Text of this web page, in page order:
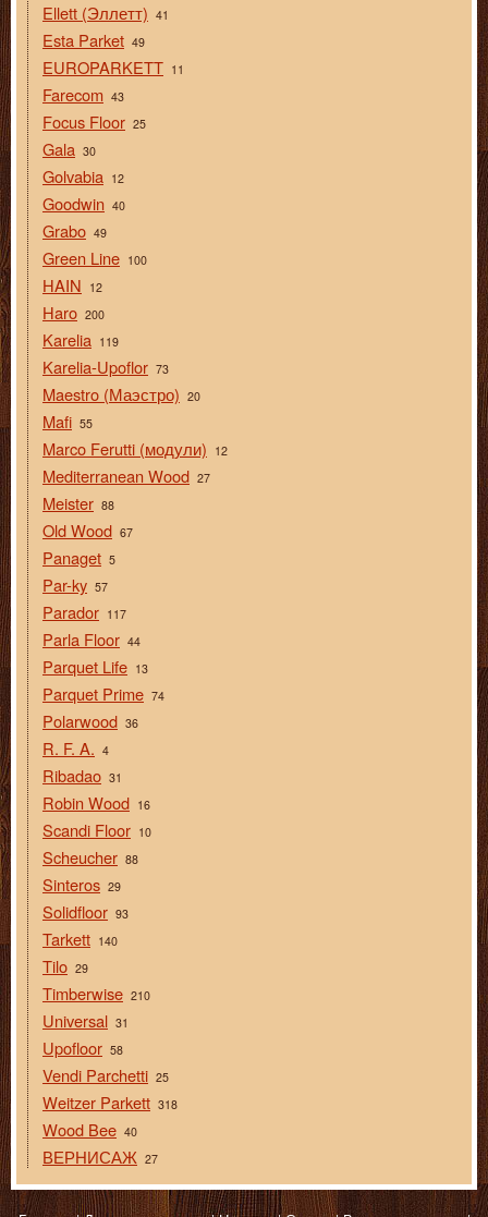
Ellett (Эллетт) 41
Esta Parket 49
EUROPARKETT 11
Farecom 43
Focus Floor 25
Gala 30
Golvabia 12
Goodwin 40
Grabo 49
Green Line 100
HAIN 12
Haro 200
Karelia 119
Karelia-Upoflor 73
Maestro (Маэстро) 20
Mafi 55
Marco Ferutti (модули) 12
Mediterranean Wood 27
Meister 88
Old Wood 67
Panaget 5
Par-ky 57
Parador 117
Parla Floor 44
Parquet Life 13
Parquet Prime 74
Polarwood 36
R. F. A. 4
Ribadao 31
Robin Wood 16
Scandi Floor 10
Scheucher 88
Sinteros 29
Solidfloor 93
Tarkett 140
Tilo 29
Timberwise 210
Universal 31
Upofloor 58
Vendi Parchetti 25
Weitzer Parkett 318
Wood Bee 40
ВЕРНИСАЖ 27